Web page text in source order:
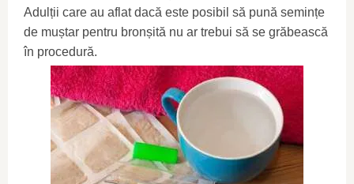
Adulții care au aflat dacă este posibil să pună semințe
de muștar pentru bronșită nu ar trebui să se grăbească
în procedură.